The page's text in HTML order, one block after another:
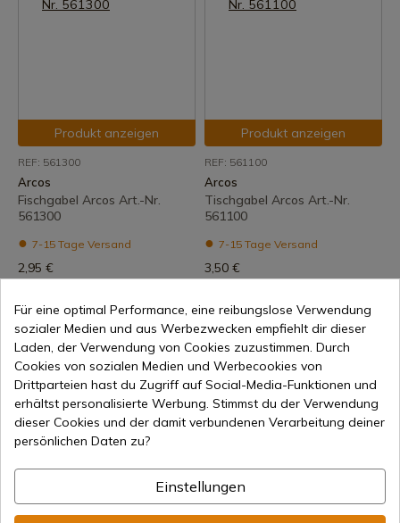
Produkt anzeigen
REF: 561300
Arcos
Fischgabel Arcos Art.-Nr.
561300
7-15 Tage Versand
2,95 €
Produkt anzeigen
REF: 561100
Arcos
Tischgabel Arcos Art.-Nr.
561100
7-15 Tage Versand
3,50 €
Produkt anzeigen
REF: 560800
Dessertgabel Arcos Art.-Nr.
REF: 560400
Arcos
Lunchgabel Arcos Art.-Nr.
Für eine optimal Performance, eine reibungslose Verwendung
sozialer Medien und aus Werbezwecken empfiehlt dir dieser
Laden, der Verwendung von Cookies zuzustimmen. Durch
Cookies von sozialen Medien und Werbecookies von
Drittparteien hast du Zugriff auf Social-Media-Funktionen und
erhältst personalisierte Werbung. Stimmst du der Verwendung
dieser Cookies und der damit verbundenen Verarbeitung deiner
persönlichen Daten zu?
Einstellungen